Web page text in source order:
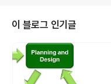
됩니다. 따라서 내 믿음을 바탕으로
많이 공부하여 나 자신의 명확한
요하다고 생각합니다. 이에 따라
를 시작합니다. 아직 많이 모르지만
수준에서 충분히 부동산으로 10년
큼 공부하려고 합니다. 그래서 이..
이 블로그 인기글